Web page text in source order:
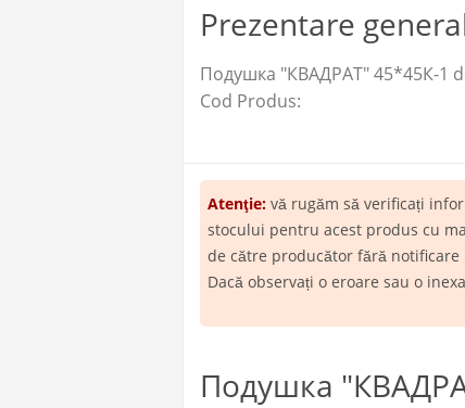
Prezentare
Подушка "КВАДРАТ" 45*45К-1
Cod Produs:
Atenţie: vă rugăm să verificați
stocului pentru acest produs cu
de către producător fără notificare
Dacă observați o eroare sau o
Подушка